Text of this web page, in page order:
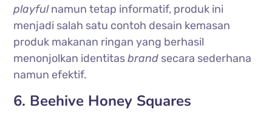
playfulnamun tetap informatif, produk ini
menjadi salah satu contoh desain kemasan
produk makanan ringan yang berhasil
menonjolkan identitasbrand secara sederhana
namun efektif.
6. Beehive Honey Squares